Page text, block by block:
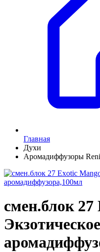
Главная
Духи
Аромадиффузоры
смен.блок